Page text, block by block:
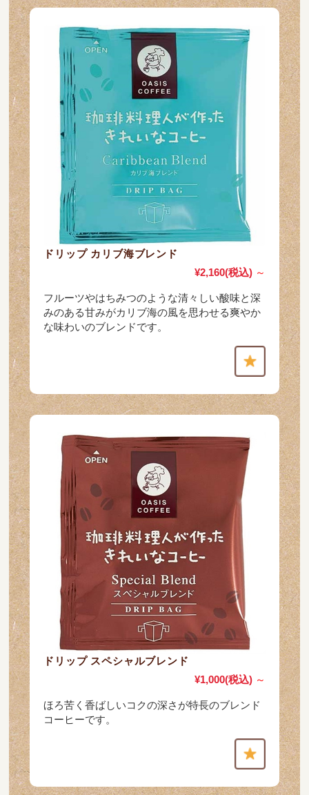
ドリップ カリブ海ブレンド
¥2,160(税込) ～
フルーツやはちみつのような清々しい酸味と深
みのある甘みがカリブ海の風を思わせる爽やか
な味わいのブレンドです。
ドリップ スペシャルブレンド
¥1,000(税込) ～
ほろ苦く香ばしいコクの深さが特長のブレンド
コーヒーです。